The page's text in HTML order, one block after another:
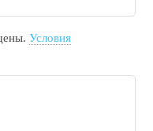
Условия